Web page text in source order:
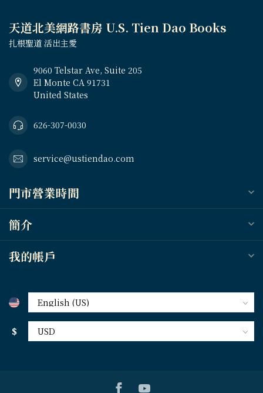
天道北美網路書房 U.S. Tien Dao Books
扎根聖道 活出主愛
9060 Telstar Ave, Suite 205
El Monte CA 91731
United States
626-307-0030
service@ustiendao.com
門市營業時間
簡介
我的帳戶
$